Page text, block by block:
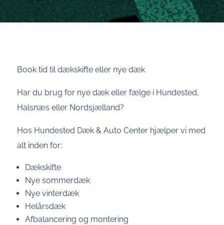
Book tid til dækskifte eller nye dæk
Har du brug for nye dæk eller fælge i Hundested,
Halsnæs eller Nordsjælland?
Hos Hundested Dæk & Auto Center hjælper vi med
alt inden for:
Dækskifte
Nye sommerdæk
Nye vinterdæk
Helårsdæk
Afbalancering og montering